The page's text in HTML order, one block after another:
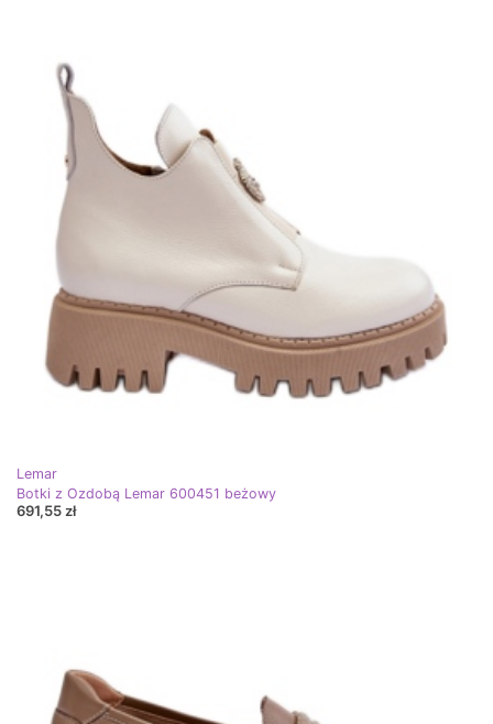
Lemar
Botki z Ozdobą Lemar 600451 beżowy
691,55 zł